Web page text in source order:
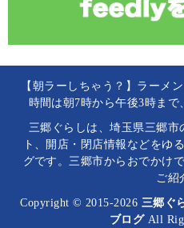
【朝ラーしちゃう？】ラーメ
時間は朝7時から午後3時ま
三郷ぐらしは、埼玉県三郷
ト、開店・閉店情報などをゆ
グです。三郷市からおでかけ
ご紹
Copyright © 2015-2026 三郷ぐ
ブログAll